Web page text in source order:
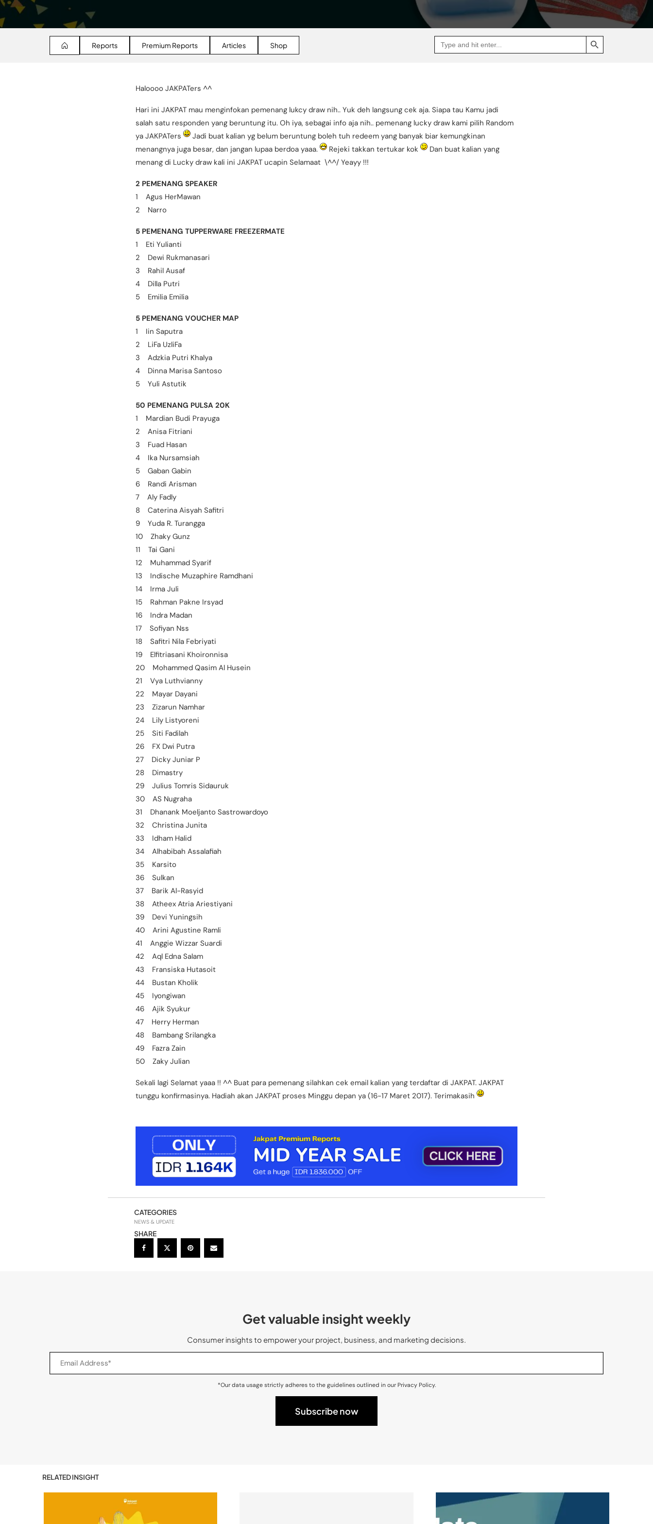
Reports Premium Reports Articles Shop
Search
for:
SEARCH BUTTON
Go
Jakpat
Haloooo JAKPATers ^^
Hari ini JAKPAT mau menginfokan pemenang lukcy draw nih.. Yuk deh langsung cek aja. Siapa tau Kamu jadi
salah satu responden yang beruntung itu. Oh iya, sebagai info aja nih.. pemenang lucky draw kami pilih Random
ya JAKPATers
Jadi buat kalian yg belum beruntung boleh tuh redeem yang banyak biar kemungkinan
menangnya juga besar, dan jangan lupaa berdoa yaaa.
Rejeki takkan tertukar kok
Dan buat kalian yang
menang di Lucky draw kali ini JAKPAT ucapin Selamaat \^^/ Yeayy !!!
2 PEMENANG SPEAKER
1 Agus HerMawan
2 Narro
5 PEMENANG TUPPERWARE FREEZERMATE
1 Eti Yulianti
2 Dewi Rukmanasari
3 Rahil Ausaf
4 Dilla Putri
5 Emilia Emilia
5 PEMENANG VOUCHER MAP
1 Iin Saputra
2 LiFa UzliFa
3 Adzkia Putri Khalya
4 Dinna Marisa Santoso
5 Yuli Astutik
50 PEMENANG PULSA 20K
1 Mardian Budi Prayuga
2 Anisa Fitriani
3 Fuad Hasan
4 Ika Nursamsiah
5 Gaban Gabin
6 Randi Arisman
7 Aly Fadly
8 Caterina Aisyah Safitri
9 Yuda R. Turangga
10 Zhaky Gunz
11 Tai Gani
12 Muhammad Syarif
13 Indische Muzaphire Ramdhani
14 Irma Juli
15 Rahman Pakne Irsyad
16 Indra Madan
17 Sofiyan Nss
18 Safitri Nila Febriyati
19 Elfitriasani Khoironnisa
20 Mohammed Qasim Al Husein
21 Vya Luthvianny
22 Mayar Dayani
23 Zizarun Namhar
24 Lily Listyoreni
25 Siti Fadilah
26 FX Dwi Putra
27 Dicky Juniar P
28 Dimastry
29 Julius Tomris Sidauruk
30 AS Nugraha
31 Dhanank Moeljanto Sastrowardoyo
32 Christina Junita
33 Idham Halid
34 Alhabibah Assalafiah
35 Karsito
36 Sulkan
37 Barik Al-Rasyid
38 Atheex Atria Ariestiyani
39 Devi Yuningsih
40 Arini Agustine Ramli
41 Anggie Wizzar Suardi
42 Aql Edna Salam
43 Fransiska Hutasoit
44 Bustan Kholik
45 Iyongiwan
46 Ajik Syukur
47 Herry Herman
48 Bambang Srilangka
49 Fazra Zain
50 Zaky Julian
Sekali lagi Selamat yaaa !! ^^ Buat para pemenang silahkan cek email kalian yang terdaftar di JAKPAT. JAKPAT
tunggu konfirmasinya. Hadiah akan JAKPAT proses Minggu depan ya (16-17 Maret 2017). Terimakasih
CATEGORIES
NEWS & UPDATE
SHARE
Get valuable insight weekly
Consumer insights to empower your project, business, and marketing decisions.
*Our data usage strictly adheres to the guidelines outlined in our Privacy Policy.
RELATED INSIGHT